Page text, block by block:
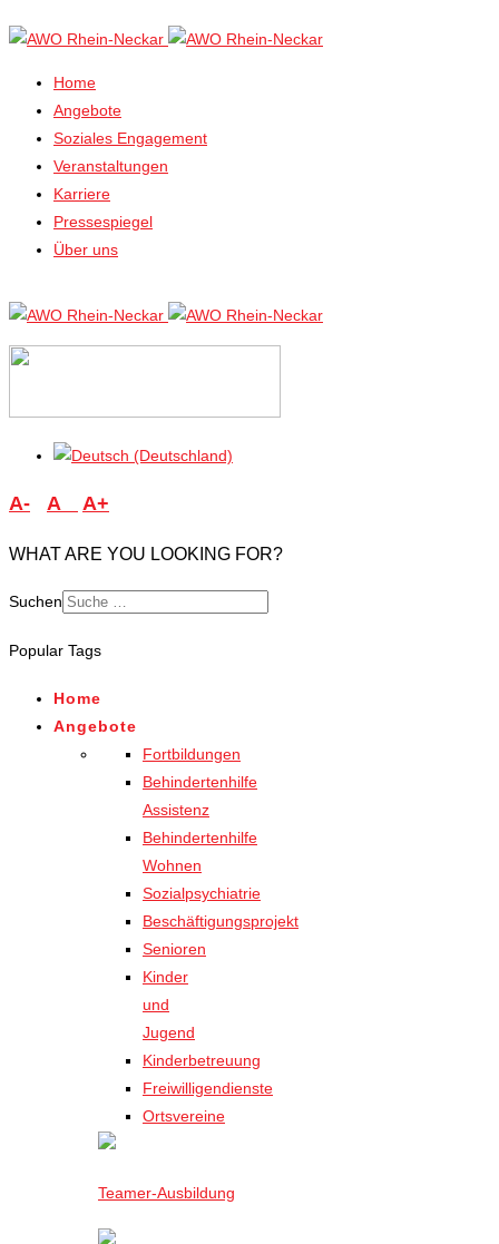
Home
Angebote
Soziales Engagement
Veranstaltungen
Karriere
Pressespiegel
Über uns
A- A A+
WHAT ARE YOU LOOKING FOR?
Suchen
Popular Tags
Home
Angebote
Fortbildungen
Behindertenhilfe
Assistenz
Behindertenhilfe
Wohnen
Sozialpsychiatrie
Beschäftigungsprojekt
Senioren
Kinder
und
Jugend
Kinderbetreuung
Freiwilligendienste
Ortsvereine
Teamer-Ausbildung